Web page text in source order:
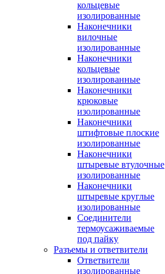
кольцевые
изолированные
Наконечники
вилочные
изолированные
Наконечники
кольцевые
изолированные
Наконечники
крюковые
изолированные
Наконечники
штифтовые плоские
изолированные
Наконечники
штыревые втулочные
изолированные
Наконечники
штыревые круглые
изолированные
Соединители
термоусаживаемые
под пайку
Разъемы и ответвители
Ответвители
изолированные